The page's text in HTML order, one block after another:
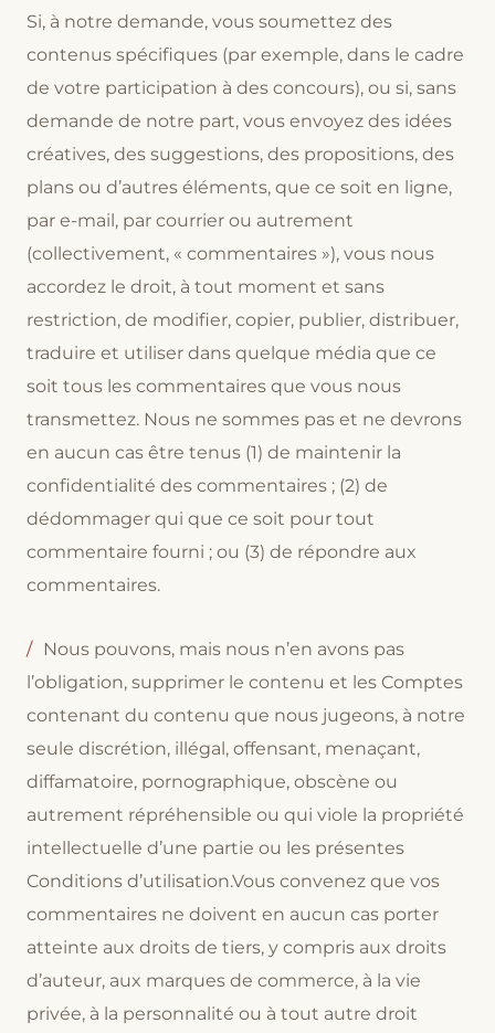
Si, à notre demande, vous soumettez des
contenus spécifiques (par exemple, dans le cadre
de votre participation à des concours), ou si, sans
demande de notre part, vous envoyez des idées
créatives, des suggestions, des propositions, des
plans ou d’autres éléments, que ce soit en ligne,
par e-mail, par courrier ou autrement
(collectivement, « commentaires »), vous nous
accordez le droit, à tout moment et sans
restriction, de modifier, copier, publier, distribuer,
traduire et utiliser dans quelque média que ce
soit tous les commentaires que vous nous
transmettez. Nous ne sommes pas et ne devrons
en aucun cas être tenus (1) de maintenir la
confidentialité des commentaires ; (2) de
dédommager qui que ce soit pour tout
commentaire fourni ; ou (3) de répondre aux
commentaires.
Nous pouvons, mais nous n’en avons pas
l’obligation, supprimer le contenu et les Comptes
contenant du contenu que nous jugeons, à notre
seule discrétion, illégal, offensant, menaçant,
diffamatoire, pornographique, obscène ou
autrement répréhensible ou qui viole la propriété
intellectuelle d’une partie ou les présentes
Conditions d’utilisation.Vous convenez que vos
commentaires ne doivent en aucun cas porter
atteinte aux droits de tiers, y compris aux droits
d’auteur, aux marques de commerce, à la vie
privée, à la personnalité ou à tout autre droit